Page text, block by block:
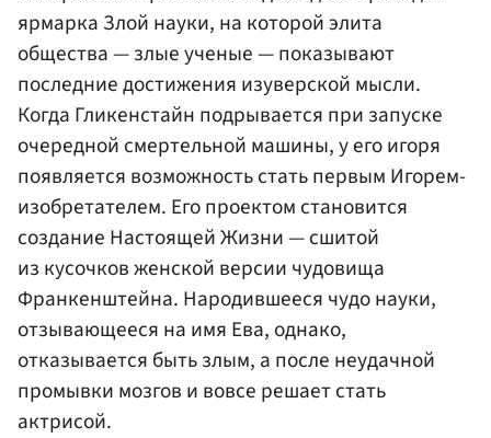
ярмарка Злой науки, на которой элита
общества — злые ученые — показывают
последние достижения изуверской мысли.
Когда Гликенстайн подрывается при запуске
очередной смертельной машины, у его игоря
появляется возможность стать первым Игорем-
изобретателем. Его проектом становится
создание Настоящей Жизни — сшитой
из кусочков женской версии чудовища
Франкенштейна. Народившееся чудо науки,
отзывающееся на имя Ева, однако,
отказывается быть злым, а после неудачной
промывки мозгов и вовсе решает стать
актрисой.